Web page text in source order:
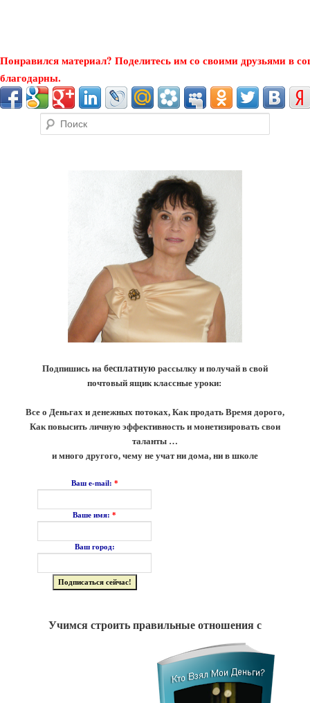
Понравился материал? Поделитесь им со своими друзьями в
благодарны.
Поиск
Подпишись на бесплатную рассылку и получай в свой
почтовый ящик классные уроки:
Все о Деньгах и денежных потоках, Как продать Время дорого,
Как повысить личную эффективность и монетизировать свои
таланты …
и много другого, чему не учат ни дома, ни в школе
Ваш e-mail: *
Ваше имя:*
Ваш город:
Учимся строить правильные отношения с